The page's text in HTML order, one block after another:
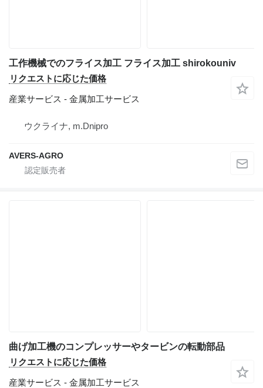
工作機械でのフライス加工 フライス加工 shirokouniv
リクエストに応じた価格
産業サービス - 金属加工サービス
ウクライナ, m.Dnipro
AVERS-AGRO
曲げ加工機のコンプレッサーやタービンの転動部品
リクエストに応じた価格
産業サービス - 金属加工サービス